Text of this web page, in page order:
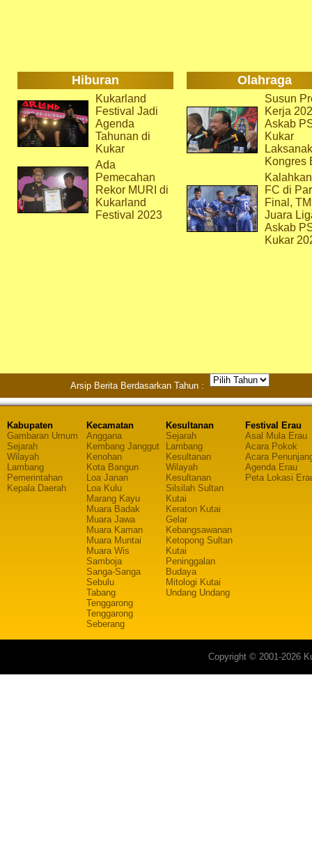
Hiburan Olahraga
Kukarland
Festival Jadi
Agenda
Tahunan di
Kukar
Ada
Pemecahan
Rekor MURI di
Kukarland
Festival 2023
Susun
Kerja
Askab
Kukar
Kongres
FC di
Final,
Juara
Askab
Kukar
Arsip Berita Berdasarkan Tahun :
Kabupaten
Gambaran Umum
Sejarah
Wilayah
Lambang
Pemerintahan
Kepala Daerah
Kecamatan
Anggana
Kembang Janggut
Kenohan
Kota Bangun
Loa Janan
Loa Kulu
Marang Kayu
Muara Badak
Muara Jawa
Muara Kaman
Muara Muntai
Muara Wis
Samboja
Sanga-Sanga
Sebulu
Tabang
Tenggarong
Tenggarong
Seberang
Kesultanan
Sejarah
Lambang
Kesultanan
Wilayah
Kesultanan
Silsilah Sultan
Kutai
Keraton Kutai
Gelar
Kebangsawanan
Ketopong Sultan
Kutai
Peninggalan
Budaya
Mitologi Kutai
Undang Undang
Festival Erau
Asal Mula Erau
Acara Pokok
Acara
Agenda Erau
Peta Lokasi
Copyright © 2001-2026